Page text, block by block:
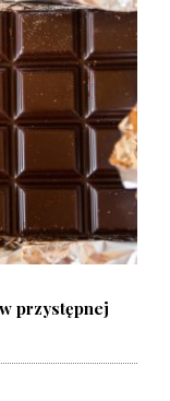
przystępnej